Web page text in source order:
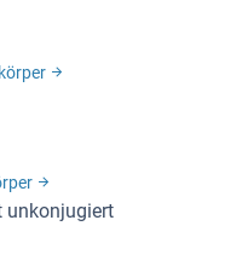
unkonjugiert